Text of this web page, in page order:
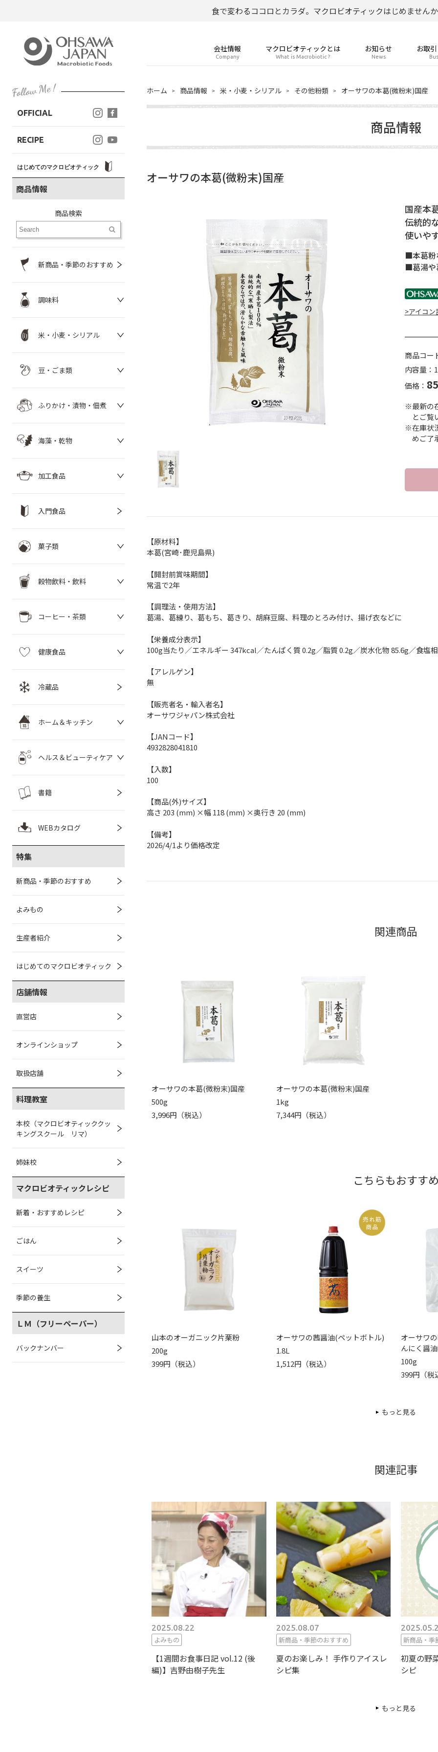
食で変わるココロとカラダ。マクロビオティックはじめません
会社情報
Company
マクロビオティックとは
What is Macrobiotic ?
お知らせ
News
お取
OFFICIAL
RECIPE
はじめてのマクロビオティック
商品情報
商品検索
新商品・季節のおすすめ
調味料
米・小麦・シリアル
豆・ごま類
ふりかけ・漬物・佃煮
海藻・乾物
加工食品
入門食品
菓子類
穀物飲料・飲料
コーヒー・茶類
健康食品
冷蔵品
ホーム＆キッチン
ヘルス＆ビューティケア
書籍
WEBカタログ
特集
新商品・季節のおすすめ
よみもの
生産者紹介
はじめてのマクロビオティック
店舗情報
直営店
オンラインショップ
取扱店舗
料理教室
本校（マクロビオティッククッ
キングスクール リマ）
姉妹校
マクロビオティックレシピ
新着・おすすめレシピ
ごはん
スイーツ
季節の養生
ＬＭ（フリーペーパー）
バックナンバー
ホーム 商品情報 米・小麦・シリアル その他粉類 オーサワの本葛(微粉末)国産
商品情報
オーサワの本葛(微粉末)国産
国産本
伝統的
使いや
■本葛
■葛湯や
>アイコ
商品コー
内容量：
価格：
※最新の
とご覧
※在庫状
めご了
【原材料】
本葛(宮崎･鹿児島県)
【開封前賞味期間】
常温で2年
【調理法・使用方法】
葛湯、葛練り、葛もち、葛きり、胡麻豆腐、料理のとろみ付け、揚げ衣などに
【栄養成分表示】
100g当たり／エネルギー 347kcal／たんぱく質 0.2g／脂質 0.2g／炭水化物 85.6g／食塩
【アレルゲン】
無
【販売者名・輸入者名】
オーサワジャパン株式会社
【JANコード】
4932828041810
【入数】
100
【商品(外)サイズ】
高さ 203 (mm) ×幅 118 (mm) ×奥行き 20 (mm)
【備考】
2026/4/1より価格改定
関連商品
オーサワの本葛(微粉末)国産
500g
3,996円（税込）
オーサワの本葛(微粉末)国産
1kg
7,344円（税込）
こちらもおすす
山本のオーガニック片栗粉
200g
399円（税込）
オーサワの茜醤油(ペットボトル)
1.8L
1,512円（税込）
オーサワ
んにく醤
100g
399円（税
もっと見る
関連記事
2025.08.22
よみもの
【1週間お食事日記 vol.12 (後
編)】吉野由樹子先生
2025.08.07
新商品・季節のおすすめ
夏のお楽しみ！ 手作りアイスレ
シピ集
新商品・季
初夏の野
シピ
もっと見る